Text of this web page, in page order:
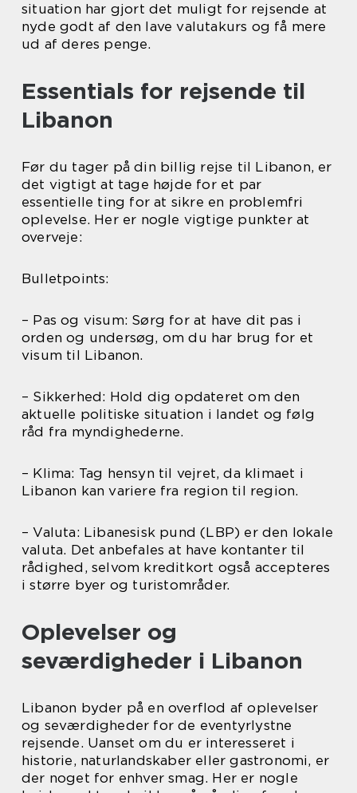
situation har gjort det muligt for rejsende at
nyde godt af den lave valutakurs og få mere
ud af deres penge.
Essentials for rejsende til
Libanon
Før du tager på din billig rejse til Libanon, er
det vigtigt at tage højde for et par
essentielle ting for at sikre en problemfri
oplevelse. Her er nogle vigtige punkter at
overveje:
Bulletpoints:
– Pas og visum: Sørg for at have dit pas i
orden og undersøg, om du har brug for et
visum til Libanon.
– Sikkerhed: Hold dig opdateret om den
aktuelle politiske situation i landet og følg
råd fra myndighederne.
– Klima: Tag hensyn til vejret, da klimaet i
Libanon kan variere fra region til region.
– Valuta: Libanesisk pund (LBP) er den lokale
valuta. Det anbefales at have kontanter til
rådighed, selvom kreditkort også accepteres
i større byer og turistområder.
Oplevelser og
seværdigheder i Libanon
Libanon byder på en overflod af oplevelser
og seværdigheder for de eventyrlystne
rejsende. Uanset om du er interesseret i
historie, naturlandskaber eller gastronomi, er
der noget for enhver smag. Her er nogle